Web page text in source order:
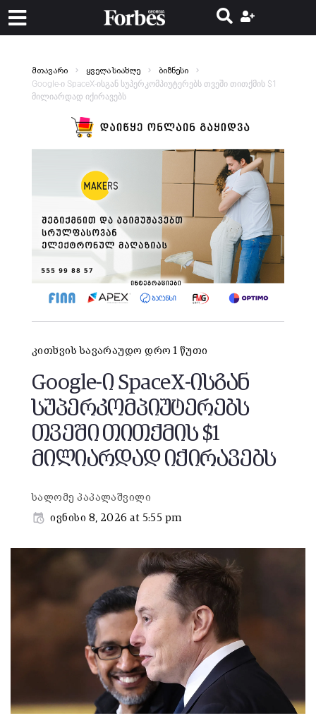
მთავარი ყველა სიახლე ბიზნესი
Google-ი SpaceX-ისგან სუპერკომპიუტერებს თვეში თითქმის $1
მილიარდად იქირავებს
კითხვის სავარაუდო დრო 1 წუთი
Google-ი SpaceX-ისგან
სუპერკომპიუტერებს
თვეში თითქმის $1
მილიარდად იქირავებს
სალომე პაპალაშვილი
ივნისი 8, 2026 at 5:55 pm